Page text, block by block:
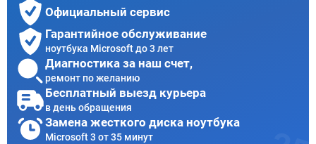
Официальный сервис
Гарантийное обслуживание
ноутбука Microsoft до 3 лет
Диагностика за наш счет,
ремонт по желанию
Бесплатный выезд курьера
в день обращения
Замена жесткого диска ноутбука
Microsoft 3 от 35 минут